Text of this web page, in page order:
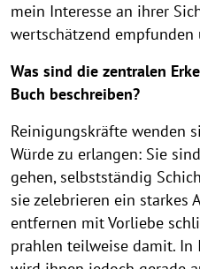
mein Interesse an ihrer
wertschätzend empfunden
Was sind die zentralen
Buch beschreiben?
Reinigungskräfte wenden
Würde zu erlangen: Sie
gehen, selbstständig
sie zelebrieren ein starkes
entfernen mit Vorliebe
prahlen teilweise damit.